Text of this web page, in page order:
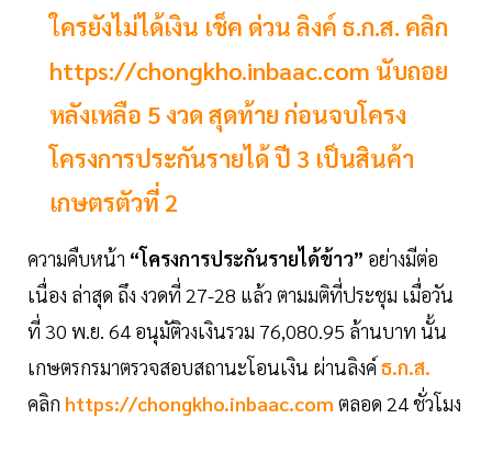
ใครยังไม่ได้เงิน เช็ค ด่วน ลิงค์ ธ.ก.ส. คลิก
https://chongkho.inbaac.com นับถอย
หลังเหลือ 5 งวด สุดท้าย ก่อนจบโครง
โครงการประกันรายได้ ปี 3 เป็นสินค้า
เกษตรตัวที่ 2
ความคืบหน้า “โครงการประกันรายได้ข้าว” อย่างมีต่อ
เนื่อง ล่าสุด ถึง งวดที่ 27-28 แล้ว ตามมติที่ประชุม เมื่อวัน
ที่ 30 พ.ย. 64 อนุมัติวงเงินรวม 76,080.95 ล้านบาท นั้น
เกษตรกรมาตรวจสอบสถานะโอนเงิน ผ่านลิงค์ ธ.ก.ส.
คลิก https://chongkho.inbaac.com ตลอด 24 ชั่วโมง